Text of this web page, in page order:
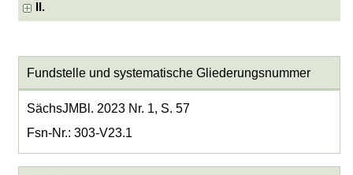
II.
Fundstelle und systematische Gliederungsnummer
SächsJMBl. 2023 Nr. 1, S. 57
Fsn-Nr.: 303-V23.1